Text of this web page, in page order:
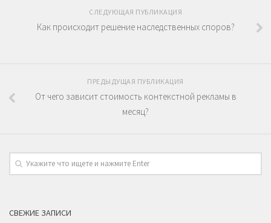
СЛЕДУЮЩАЯ ПУБЛИКАЦИЯ
Как происходит решение наследственных споров?
ПРЕДЫДУЩАЯ ПУБЛИКАЦИЯ
От чего зависит стоимость контекстной рекламы в
месяц?
СВЕЖИЕ ЗАПИСИ